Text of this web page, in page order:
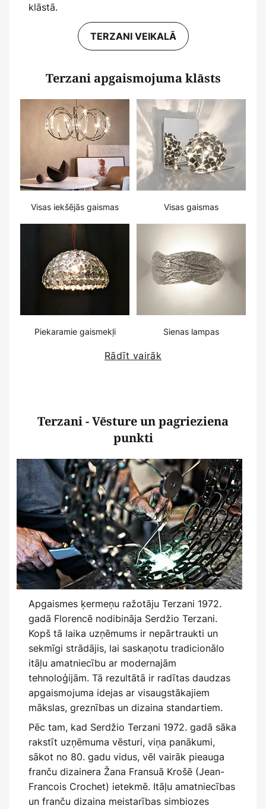
klāstā.
TERZANI VEIKALĀ
Terzani apgaismojuma klāsts
Visas iekšējās gaismas Visas gaismas
Piekaramie gaismekļi Sienas lampas
Rādīt vairāk
Terzani - Vēsture un pagrieziena
punkti
Apgaismes ķermeņu ražotāju Terzani 1972.
gadā Florencē nodibināja Serdžio Terzani.
Kopš tā laika uzņēmums ir nepārtraukti un
sekmīgi strādājis, lai saskaņotu tradicionālo
itāļu amatniecību ar modernajām
tehnoloģijām. Tā rezultātā ir radītas daudzas
apgaismojuma idejas ar visaugstākajiem
mākslas, greznības un dizaina standartiem.
Pēc tam, kad Serdžio Terzani 1972. gadā sāka
rakstīt uzņēmuma vēsturi, viņa panākumi,
sākot no 80. gadu vidus, vēl vairāk pieauga
franču dizainera Žana Fransuā Krošē (Jean-
Francois Crochet) ietekmē. Itāļu amatniecības
un franču dizaina meistarības simbiozes